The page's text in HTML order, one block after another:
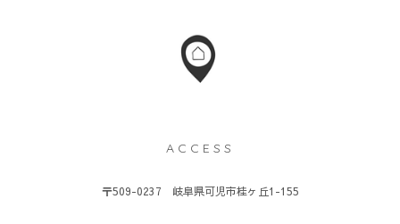
ACCESS
〒509-0237 岐阜県可児市桂ヶ丘1-155